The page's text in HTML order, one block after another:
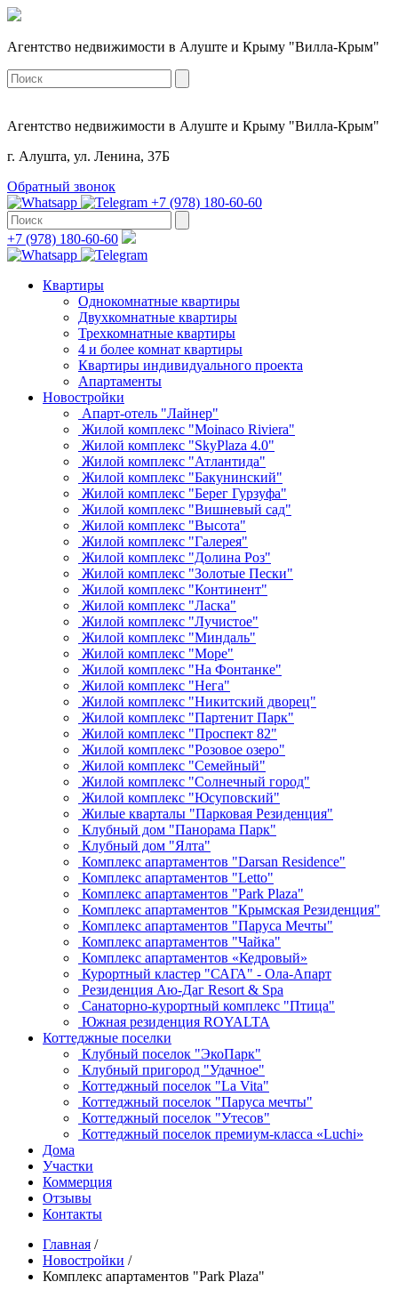
Агентство недвижимости в Алуште и Крыму "Вилла-Крым"
Агентство недвижимости в Алуште и Крыму "Вилла-Крым"
г. Алушта, ул. Ленина, 37Б
Обратный звонок
+7 (978) 180-60-60
+7 (978) 180-60-60
Квартиры
Однокомнатные квартиры
Двухкомнатные квартиры
Трехкомнатные квартиры
4 и более комнат квартиры
Квартиры индивидуального проекта
Апартаменты
Новостройки
Апарт-отель "Лайнер"
Жилой комплекс "Moinaco Riviera"
Жилой комплекс "SkyPlaza 4.0"
Жилой комплекс "Атлантида"
Жилой комплекс "Бакунинский"
Жилой комплекс "Берег Гурзуфа"
Жилой комплекс "Вишневый сад"
Жилой комплекс "Высота"
Жилой комплекс "Галерея"
Жилой комплекс "Долина Роз"
Жилой комплекс "Золотые Пески"
Жилой комплекс "Континент"
Жилой комплекс "Ласка"
Жилой комплекс "Лучистое"
Жилой комплекс "Миндаль"
Жилой комплекс "Море"
Жилой комплекс "На Фонтанке"
Жилой комплекс "Нега"
Жилой комплекс "Никитский дворец"
Жилой комплекс "Партенит Парк"
Жилой комплекс "Проспект 82"
Жилой комплекс "Розовое озеро"
Жилой комплекс "Семейный"
Жилой комплекс "Солнечный город"
Жилой комплекс "Юсуповский"
Жилые кварталы "Парковая Резиденция"
Клубный дом "Панорама Парк"
Клубный дом "Ялта"
Комплекс апартаментов "Darsan Residenсe"
Комплекс апартаментов "Letto"
Комплекс апартаментов "Park Plaza"
Комплекс апартаментов "Крымская Резиденция"
Комплекс апартаментов "Паруса Мечты"
Комплекс апартаментов "Чайка"
Комплекс апартаментов «Кедровый»
Курортный кластер "САГА" - Ола-Апарт
Резиденция Аю-Даг Resort & Spa
Санаторно-курортный комплекс "Птица"
Южная резиденция ROYALTA
Коттеджные поселки
Клубный поселок "ЭкоПарк"
Клубный пригород "Удачное"
Коттеджный поселок "La Vita"
Коттеджный поселок "Паруса мечты"
Коттеджный поселок "Утесов"
Коттеджный поселок премиум-класса «Luchi»
Дома
Участки
Коммерция
Отзывы
Контакты
Главная /
Новостройки /
Комплекс апартаментов "Park Plaza"